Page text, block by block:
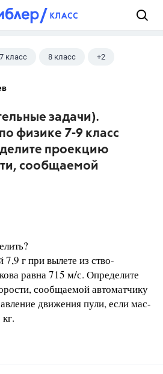
7 класс 8 класс +2
задачи).
физике 7-9 класс
проекцию
сообщаемой
г при вылете из ство-
равна 715 м/с. Определите
сообщаемой автоматчику
движения пули, если мас-